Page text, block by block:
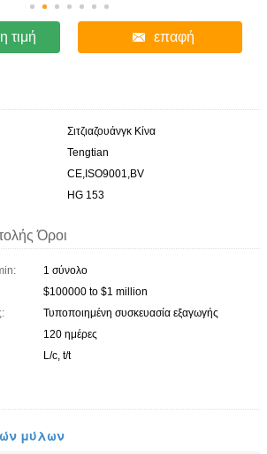
τιμή επαφή
Σιτζιαζουάνγκ Κίνα
Tengtian
CE,ISO9001,BV
HG 153
Όροι
1 σύνολο
$100000 to $1 million
Τυποποιημένη συσκευασία εξαγωγής
120 ημέρες
L/c, t/t
μύλων